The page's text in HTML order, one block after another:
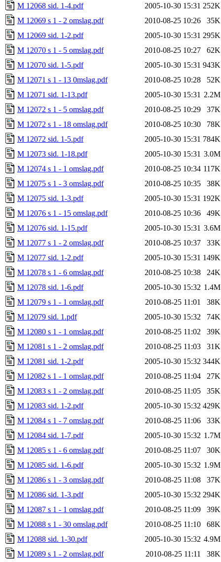
M 12068 sid. 1-4.pdf
2005-10-30 15:31 252K
M 12069 s 1 - 2 omslag.pdf
2010-08-25 10:26
35K
M 12069 sid. 1-2.pdf
2005-10-30 15:31 295K
M 12070 s 1 - 5 omslag.pdf
2010-08-25 10:27
62K
M 12070 sid. 1-5.pdf
2005-10-30 15:31 943K
M 12071 s 1 - 13 0mslag.pdf
2010-08-25 10:28
52K
M 12071 sid. 1-13.pdf
2005-10-30 15:31 2.2M
M 12072 s 1 - 5 omslag.pdf
2010-08-25 10:29
37K
M 12072 s 1 - 18 omslag.pdf
2010-08-25 10:30
78K
M 12072 sid. 1-5.pdf
2005-10-30 15:31 784K
M 12073 sid. 1-18.pdf
2005-10-30 15:31 3.0M
M 12074 s 1 - 1 omslag.pdf
2010-08-25 10:34 117K
M 12075 s 1 - 3 omslag.pdf
2010-08-25 10:35
38K
M 12075 sid. 1-3.pdf
2005-10-30 15:31 192K
M 12076 s 1 - 15 omslag.pdf
2010-08-25 10:36
49K
M 12076 sid. 1-15.pdf
2005-10-30 15:31 3.6M
M 12077 s 1 - 2 omslag.pdf
2010-08-25 10:37
33K
M 12077 sid. 1-2.pdf
2005-10-30 15:31 149K
M 12078 s 1 - 6 omslag.pdf
2010-08-25 10:38
24K
M 12078 sid. 1-6.pdf
2005-10-30 15:32 1.4M
M 12079 s 1 - 1 omslag.pdf
2010-08-25 11:01
38K
M 12079 sid. 1.pdf
2005-10-30 15:32
74K
M 12080 s 1 - 1 omslag.pdf
2010-08-25 11:02
39K
M 12081 s 1 - 2 omslag.pdf
2010-08-25 11:03
31K
M 12081 sid. 1-2.pdf
2005-10-30 15:32 344K
M 12082 s 1 - 1 omslag.pdf
2010-08-25 11:04
27K
M 12083 s 1 - 2 omslag.pdf
2010-08-25 11:05
35K
M 12083 sid. 1-2.pdf
2005-10-30 15:32 429K
M 12084 s 1 - 7 omslag.pdf
2010-08-25 11:06
33K
M 12084 sid. 1-7.pdf
2005-10-30 15:32 1.7M
M 12085 s 1 - 6 omslag.pdf
2010-08-25 11:07
30K
M 12085 sid. 1-6.pdf
2005-10-30 15:32 1.9M
M 12086 s 1 - 3 omslag.pdf
2010-08-25 11:08
37K
M 12086 sid. 1-3.pdf
2005-10-30 15:32 294K
M 12087 s 1 - 1 omslag.pdf
2010-08-25 11:09
39K
M 12088 s 1 - 30 omslag.pdf
2010-08-25 11:10
68K
M 12088 sid. 1-30.pdf
2005-10-30 15:32 4.9M
M 12089 s 1 - 2 omslag.pdf
2010-08-25 11:11 38K